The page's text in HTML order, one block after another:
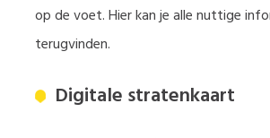
op de voet. Hier kan je alle nuttige
terugvinden.
Digitale stratenkaart